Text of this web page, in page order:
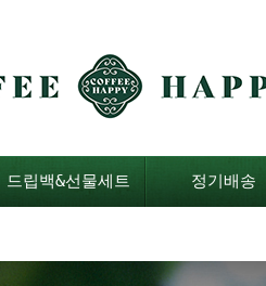
드립백&선물세트 정기배송